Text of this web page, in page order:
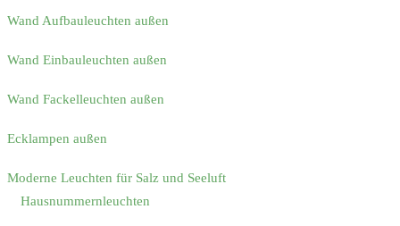
Wand Aufbauleuchten außen
Wand Einbauleuchten außen
Wand Fackelleuchten außen
Ecklampen außen
Moderne Leuchten für Salz und Seeluft
Hausnummernleuchten